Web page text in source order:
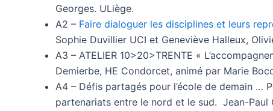
Georges. ULiège.
A2 – Faire dialoguer les disciplines et leurs
Sophie Duvillier UCI et Geneviève Halleux,
A3 – ATELIER 10>20>TRENTE «
Demierbe, HE Condorcet, animé par Marie
A4 – Défis partagés pour l’école de demain …
partenariats entre le nord et le sud. Jean-Paul